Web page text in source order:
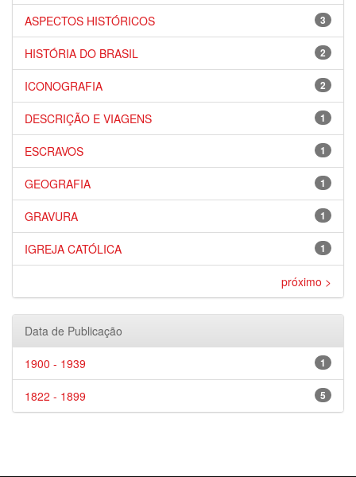
3
ASPECTOS HISTÓRICOS
2
HISTÓRIA DO BRASIL
2
ICONOGRAFIA
1
DESCRIÇÃO E VIAGENS
1
ESCRAVOS
1
GEOGRAFIA
1
GRAVURA
1
IGREJA CATÓLICA
próximo >
Data de Publicação
1
1900 - 1939
5
1822 - 1899